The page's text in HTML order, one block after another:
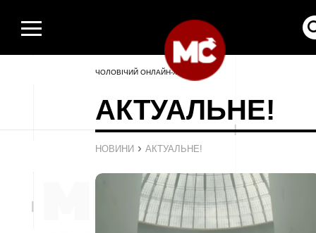
ЧОЛОВІЧИЙ ОНЛАЙН-ЖУРНАЛ
АКТУАЛЬНЕ!
НОВИНИ › АКТУАЛЬНЕ!